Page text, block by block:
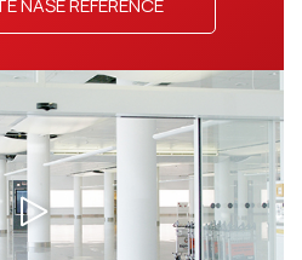
NAŠE REFERENCE